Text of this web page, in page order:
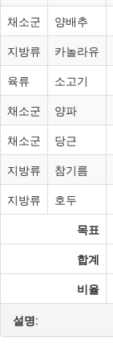
채소군
양배추
지방류
카놀라유
육류
소고기
채소군
양파
채소군
당근
지방류
참기름
지방류
호두
목표
합계
비율
설명: